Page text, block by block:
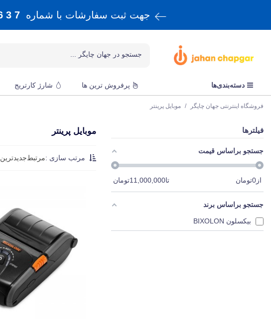
جهت ثبت سفارشات با شماره 7 3 6 0 5 0 1 2 9 9 0
دسته‌بندی‌ها پرفروش ترین ها شارژ کارتریج
فروشگاه اینترنتی جهان چاپگر / موبایل پرینتر
فیلترها
جستجو براساس قیمت
از 0تومان تا11,000,000تومان
جستجو براساس برند
بیکسلون BIXOLON
موبایل پرینتر
مرتب سازی :مرتبطجدید‌ترین